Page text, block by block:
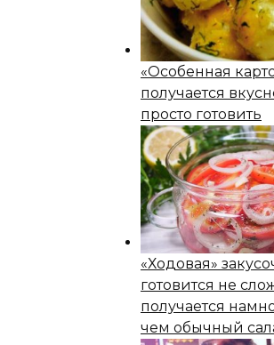
«Особенная
получается
просто готовить
«Ходовая»
готовится не
получается
чем обычный